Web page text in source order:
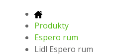
Produkty
Espero rum
Lidl Espero rum